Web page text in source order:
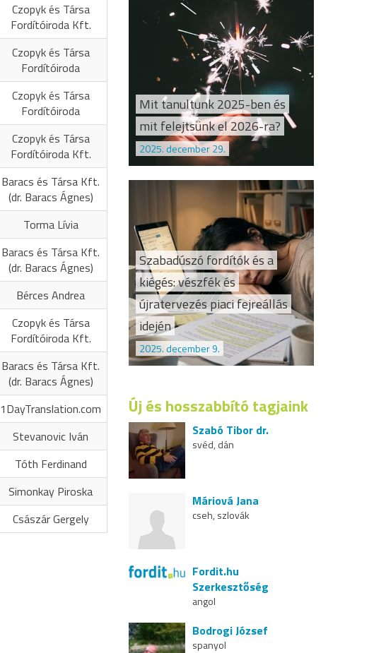
Czopyk és Társa
Fordítóiroda Kft.
Czopyk és Társa
Fordítóiroda
Czopyk és Társa
Fordítóiroda
Czopyk és Társa
Fordítóiroda Kft.
Baracs és Társa Kft.
(dr. Baracs Ágnes)
Torma Lívia
Baracs és Társa Kft.
(dr. Baracs Ágnes)
Bérces Andrea
Czopyk és Társa
Fordítóiroda Kft.
Baracs és Társa Kft.
(dr. Baracs Ágnes)
1DayTranslation.com
Stevanovic Iván
Tóth Ferdinand
Simonkay Piroska
Császár Gergely
Mit tanultunk 2025-ben és
mit felejtsünk el 2026-ra?
2025. december 29.
Szabadúszó fordítók és a
kiégés: vészfék és
újratervezés piaci fejreállás
idején
2025. december 9.
Új és hosszabbító tagjaink
Szabó Tibor dr.
svéd, dán
Máriová Jana
cseh, szlovák
Fordit.hu
Szerkesztőség
angol
Bodrogi József
spanyol